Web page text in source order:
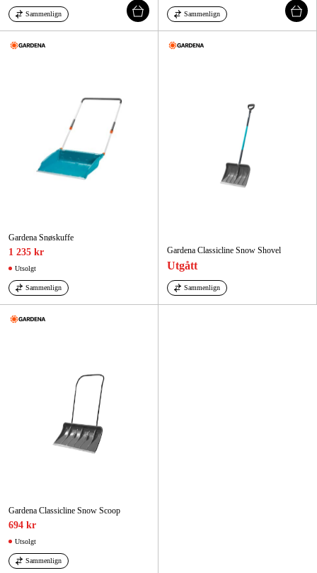
Sammenlign Sammenlign
Gardena Snøskuffe
1 235 kr
Utsolgt
Sammenlign
Gardena Classicline Snow Shovel
Utgått
Sammenlign
Gardena Classicline Snow Scoop
694 kr
Utsolgt
Sammenlign